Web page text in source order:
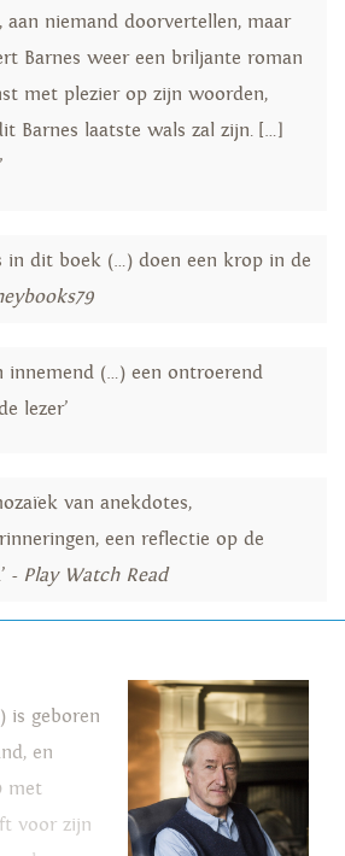
aan niemand doorvertellen, maar
Barnes weer een briljante roman
met plezier op zijn woorden,
Barnes laatste wals zal zijn. […]
in dit boek (…) doen een krop in de
innemend (…) een ontroerend
lezer’
van anekdotes,
een reflectie op de
- Play Watch Read
is geboren
en
met
voor zijn